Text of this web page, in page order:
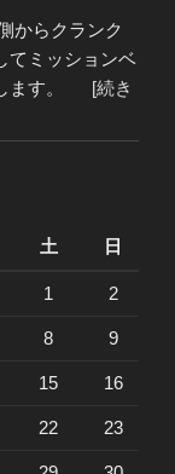
からクランク
てミッションベ
ます。 [続き
土 日
1 2
8 9
15 16
22 23